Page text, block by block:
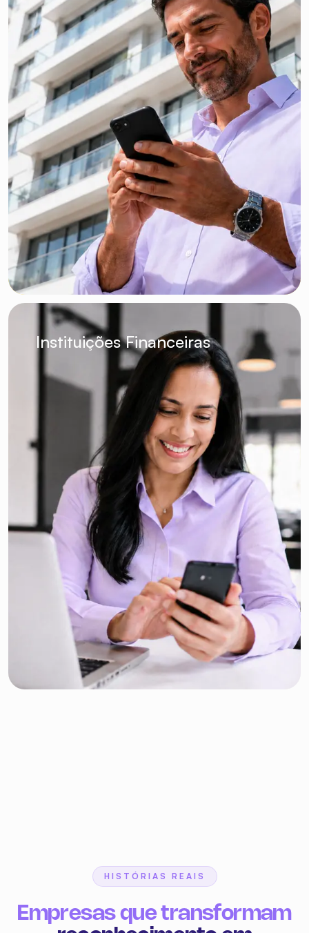
Qualquer time que
bater meta pode ser
incentivado
Instituições Financeiras
HISTÓRIAS REAIS